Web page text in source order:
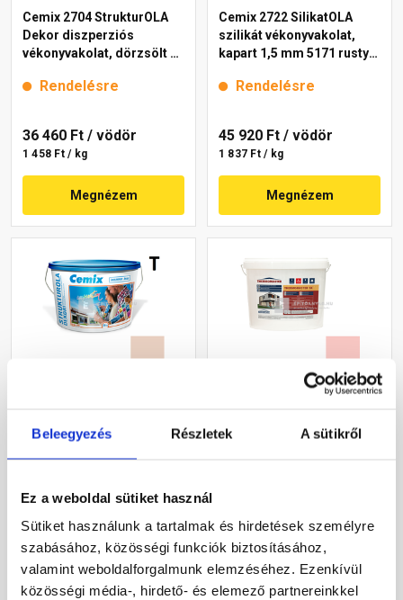
Beleegyezés Részletek A sütikről
Ez a weboldal sütiket használ
Sütiket használunk a tartalmak és hirdetések személyre
szabásához, közösségi funkciók biztosításához,
valamint weboldalforgalmunk elemzéséhez. Ezenkívül
közösségi média-, hirdető- és elemező partnereinkkel
Cemix 2704 StrukturOLA
Dekor diszperziós
vékonyvakolat, dörzsölt 2
Rendelésre
36 460 Ft / vödör
1 458 Ft / kg
Megnézem
Cemix 2722 SilikatOLA
szilikát vékonyvakolat,
kapart 1,5 mm 5171 rusty
Rendelésre
45 920 Ft / vödör
1 837 Ft / kg
Megnézem
vékonyvakolat, kapart 1,5
mm 5177 rusty 25 kg
36 460 Ft/ vödör
vékonyvakolat, kapart 1,5
30 660 Ft/ db